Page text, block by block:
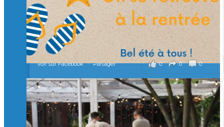
À l’Isep, nous formons des ingénieurs, des bachelors, des
Mastères Spécialisés, qui allient excellence technologique et
valeurs humaines, au cœur de notre pro
...Voir plus
il y a 2 mois
0 0 0
Voir sur Facebook · Partager
🚀Afterwork à Genève 🚀
🥳 Le 22 avril dernier, 14 Alumni vivant / travaillant